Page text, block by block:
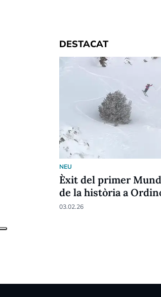
DESTACAT
NEU
Èxit del primer
de la història a
03.02.26